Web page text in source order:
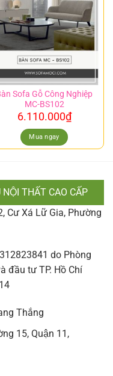
Sofa Gỗ Công Nghiệp
MC-BS102
6.110.000₫
Mua ngay
THẤT CAO CẤP
Cư Xá Lữ Gia, Phường
do Phòng
đầu tư TP. Hồ Chí
Thắng
15, Quận 11,